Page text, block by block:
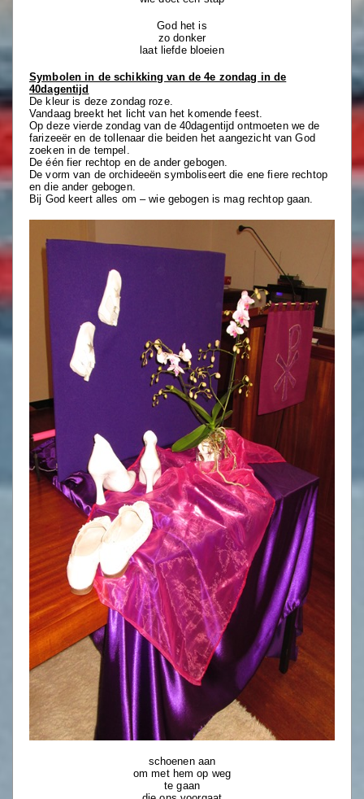
God het is
zo donker
laat liefde bloeien
Symbolen in de schikking van de 4e zondag in de
40dagentijd
De kleur is deze zondag roze.
Vandaag breekt het licht van het komende feest.
Op deze vierde zondag van de 40dagentijd ontmoeten we de
farizeeër en de tollenaar die beiden het aangezicht van God
zoeken in de tempel.
De één fier rechtop en de ander gebogen.
De vorm van de orchideeën symboliseert die ene fiere rechtop
en die ander gebogen.
Bij God keert alles om – wie gebogen is mag rechtop gaan.
schoenen aan
om met hem op weg
te gaan